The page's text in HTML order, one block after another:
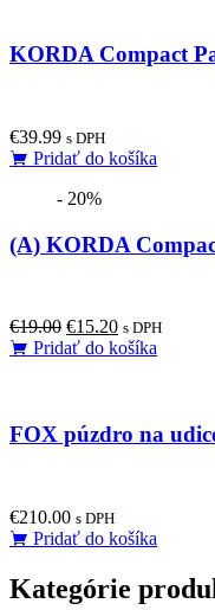
KORDA Compact
€39.99 s DPH
Pridať do košíka
- 20%
(A) KORDA
€19.00 Original
price
€15.20Current
price
s DPH
Pridať do košíka
FOX púzdro na
€210.00 s DPH
Pridať do košíka
Kategórie